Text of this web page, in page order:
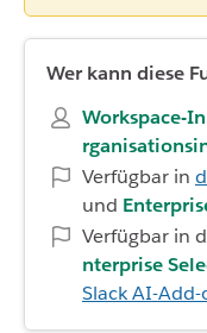
Wer kann diese
Workspace-
Verfügbar in
und
Verfügbar in
nterprise
Slack AI-Add-